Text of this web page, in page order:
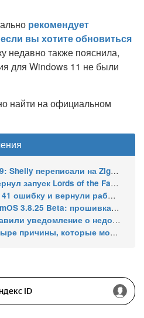
рекомендует
вы хотите обновиться
недавно также пояснила,
для Windows 11 не были
найти на официальном
на Zig, добавили профили серверной редакции
the Fallen и исправил HDR в Far Cry 5 на Linux
и вернули работу winecfg
поддержка Steam Frame Wireless Adapter и новых портативных консолей
о недоступном принтере
которые могут ускорить рост его доли